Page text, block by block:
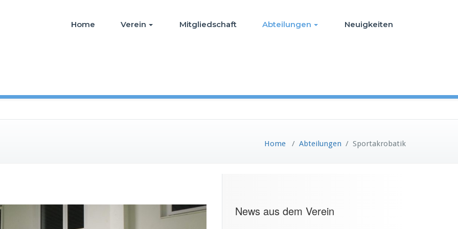
Home Verein Mitgliedschaft Abteilungen Neuigkeiten
Home / Abteilungen / Sportakrobatik
News aus dem Verein